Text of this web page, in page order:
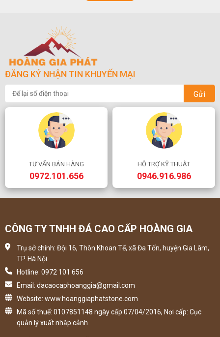
ĐĂNG KÝ NHẬN TIN KHUYẾN MẠI
Gửi
TƯ VẤN BÁN HÀNG
0972.101.656
HỖ TRỢ KỸ THUẬT
0946.916.986
CÔNG TY TNHH ĐÁ CAO CẤP HOÀNG GIA
Trụ sở chính: Đội 16, Thôn Khoan Tế, xã Đa Tốn, huyện Gia Lâm,
TP. Hà Nội
Hotline: 0972 101 656
Email: dacaocaphoanggia@gmail.com
Website: www.hoanggiaphatstone.com
Mã số thuế: 0107851148 ngày cấp 07/04/2016, Nơi cấp: Cục
quản lý xuất nhập cảnh